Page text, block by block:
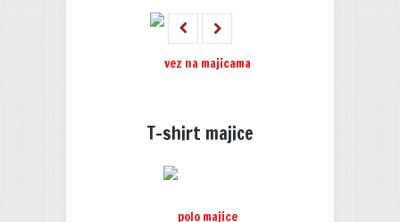
T-shirt majice